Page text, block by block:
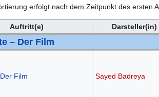
erfolgt nach dem Zeitpunkt des ersten
Auftritt(e) Darsteller(in)
– Der Film
Film Sayed Badreya